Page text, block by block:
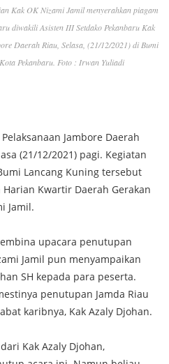
Kak OK Nizami Jamil menyerahkan piagam
diwakili Asisten III Setdako Pekanbaru Kak
Daerah Riau, Selasa, (21/12/2021) di Bumi
Pekanbaru. Foto : Irwan Yuliadi
Jambore Daerah
(21/12/2021) pagi. Kegiatan
Lancang Kuning tersebut
Kwartir Daerah Gerakan
Jamil.
upacara penutupan
Jamil pun menyampaikan
SH kepada para peserta.
penutupan Jamda Riau
karibnya, Kak Azaly Djohan.
Kak Azaly Djohan,